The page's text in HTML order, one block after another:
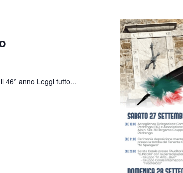
46° anno Leggi tutto...